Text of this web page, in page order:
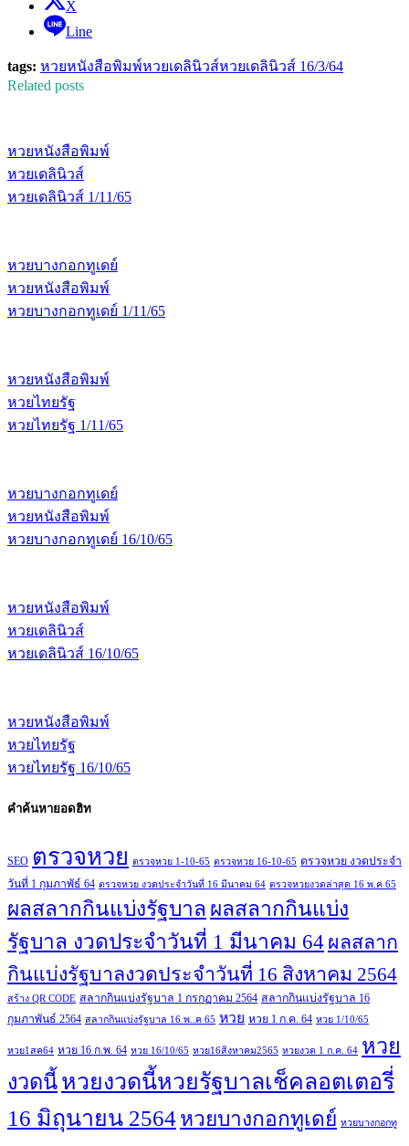
X
Line
tags: หวยหนังสือพิมพ์หวยเดลินิวส์หวยเดลินิวส์ 16/3/64
Related posts
หวยหนังสือพิมพ์
หวยเดลินิวส์
หวยเดลินิวส์ 1/11/65
หวยบางกอกทูเดย์
หวยหนังสือพิมพ์
หวยบางกอกทูเดย์ 1/11/65
หวยหนังสือพิมพ์
หวยไทยรัฐ
หวยไทยรัฐ 1/11/65
หวยบางกอกทูเดย์
หวยหนังสือพิมพ์
หวยบางกอกทูเดย์ 16/10/65
หวยหนังสือพิมพ์
หวยเดลินิวส์
หวยเดลินิวส์ 16/10/65
หวยหนังสือพิมพ์
หวยไทยรัฐ
หวยไทยรัฐ 16/10/65
คำค้นหายอดฮิท
SEO ตรวจหวย ตรวจหวย 1-10-65 ตรวจหวย 16-10-65 ตรวจหวย งวดประจำ
วันที่ 1 กุมภาพัธ์ 64 ตรวจหวย งวดประจำวันที่ 16 มีนาคม 64 ตรวจหวยงวดล่าสุด 16 พ.ค 65
ผลสลากกินแบ่งรัฐบาล ผลสลากกินแบ่ง
รัฐบาล งวดประจำวันที่ 1 มีนาคม 64 ผลสลาก
กินแบ่งรัฐบาลงวดประจำวันที่ 16 สิงหาคม 2564
สร้าง QR CODE สลากกินแบ่งรัฐบาล 1 กรกฏาคม 2564 สลากกินแบ่งรัฐบาล 16
กุมภาพันธ์ 2564 สลากกินแบ่งรัฐบาล 16 พ..ค 65 หวย หวย 1 ก.ค. 64 หวย 1/10/65
หวย1สค64 หวย 16 ก.พ. 64 หวย 16/10/65 หวย16สิงหาคม2565 หวยงวด 1 ก.ค. 64 หวย
งวดนี้หวยงวดนี้หวยรัฐบาลเช็คลอตเตอรี่
16 มิถุนายน 2564 หวยบางกอกทูเดย์ หวยบางกอกทู